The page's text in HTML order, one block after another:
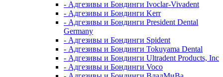
- Адгезивы и Бондинги Ivoclar-Vivadent
- Адгезивы и Бондинги Kerr
- Адгезивы и Бондинги President Dental
Germany
- Адгезивы и Бондинги Spident
- Адгезивы и Бондинги Tokuyama Dental
- Адгезивы и Бондинги Ultradent Products, Inc
- Адгезивы и Бондинги Voco